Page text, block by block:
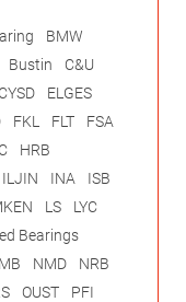
BMW
Bustin
C&U
CYSD
ELGES
FKL FLT
FSA
HRB
ILJIN INA
ISB
LS
LYC
Bearings
NMD
NRB
OUST
PFI